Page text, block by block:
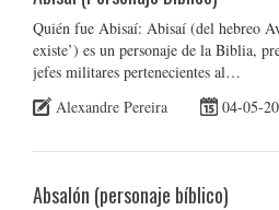
Quién fue Abisaí: Abisaí (del hebreo
existe’) es un personaje de la Biblia,
jefes militares pertenecientes al…
Alexandre Pereira
04-05-
Absalón (personaje bíblico)